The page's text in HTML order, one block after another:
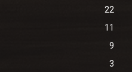
22
11
9
3